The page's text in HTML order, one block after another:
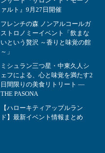
ァルト』9月27日開催
フレンチの森 ノンアルコールガ
ストロノミーイベント「飲まな
いという贅沢 ～香りと味覚の館
～」
ミシュラン三つ星・中東久人シ
ェフによる、心と味覚を満たす2
日間限りの美食リトリート ―
THE PASONA
【ハローキティアップルラン
ド】最新イベント情報まとめ